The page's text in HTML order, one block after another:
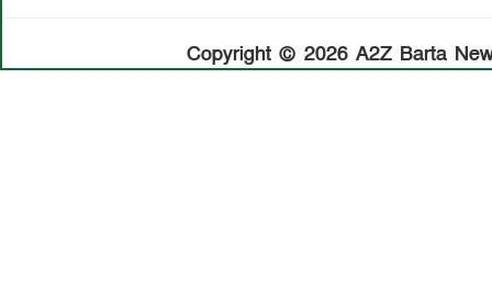
Copyright © 2026 A2Z Barta